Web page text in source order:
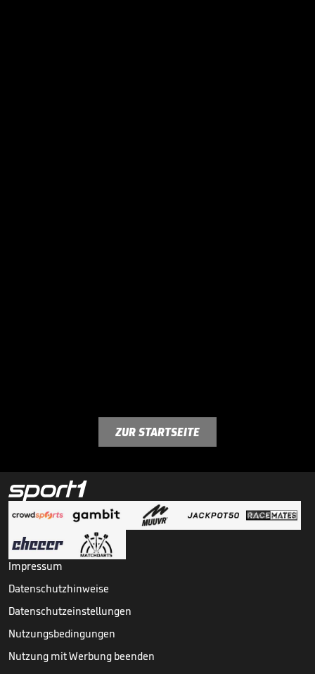
ZUR STARTSEITE
Impressum
Datenschutzhinweise
Datenschutzeinstellungen
Nutzungsbedingungen
Nutzung mit Werbung beenden